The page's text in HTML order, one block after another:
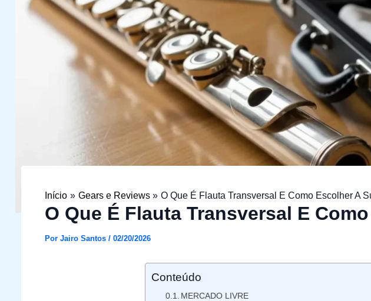
Início Gears e Reviews O Que É Flauta Transversal E Como Escolher A
O Que É Flauta Transversal E
Por Jairo Santos / 02/20/2026
Conteúdo
MERCADO LIVRE